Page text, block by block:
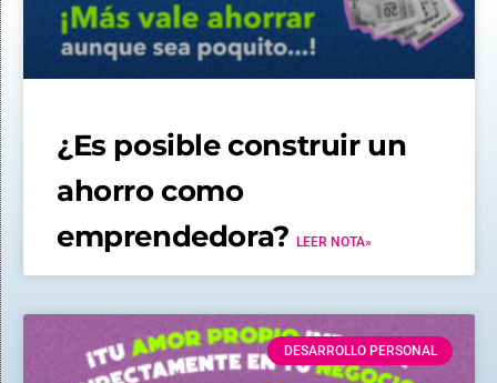
¿Es posible construir un
ahorro como
emprendedora?LEER NOTA»
DESARROLLO PERSONAL